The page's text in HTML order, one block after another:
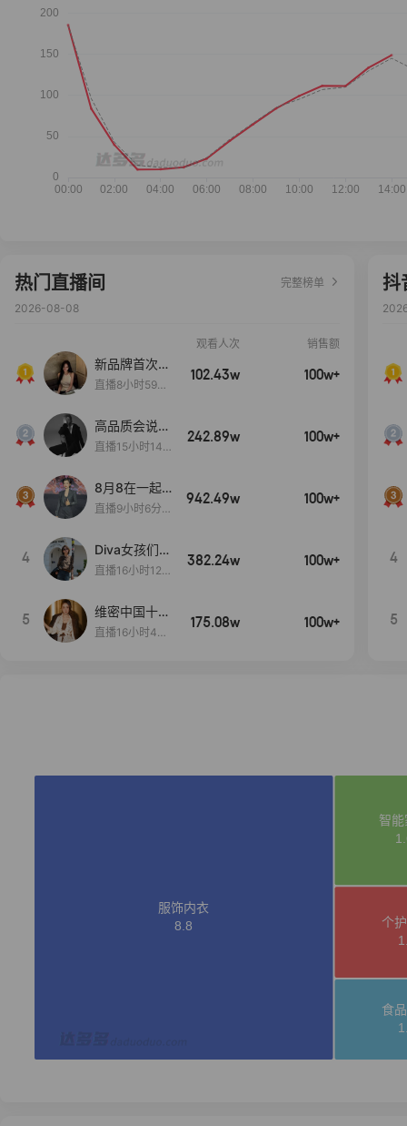
热门直播间
完整榜单
2026-08-08
观看人次 销售额
新品牌首次大
上新
直播8小时59分
102.43w 100w+
高品质会说
话….
直播15小时14
242.89w 100w+
8月8在一起
生日献礼盛典
直播9小时6分1
942.49w 100w+
4
Diva女孩们集
合啦~意大利
直播16小时12
382.24w 100w+
5
维密中国十周
年 与你如此
直播16小时48
175.08w 100w+
抖
4
5